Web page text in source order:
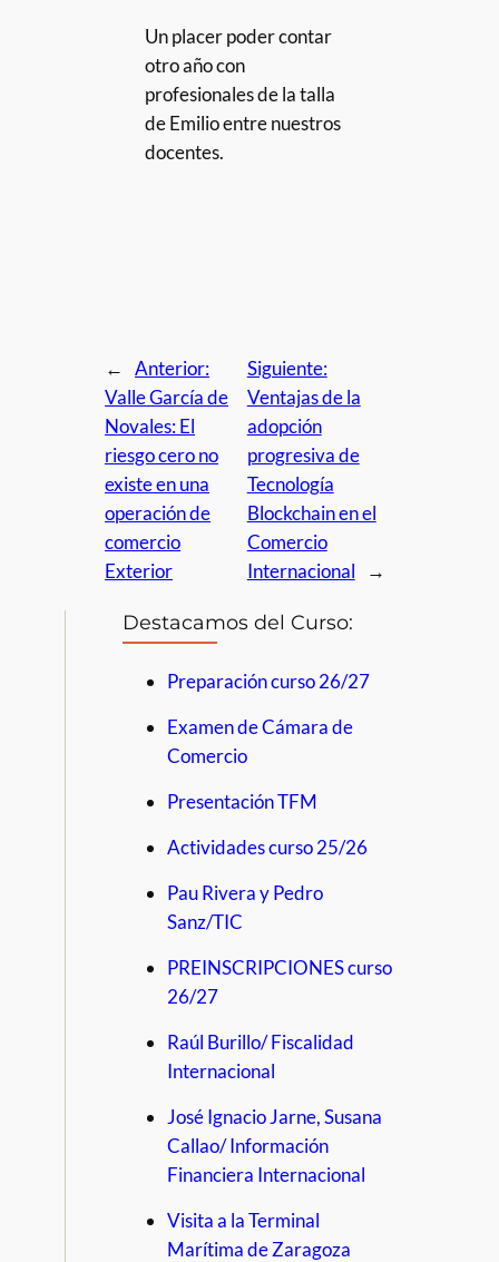
Un placer poder contar
otro año con
profesionales de la talla
de Emilio entre nuestros
docentes.
←
Anterior:
Valle García de
Novales: El
riesgo cero no
existe en una
operación de
comercio
Exterior
Siguiente:
Ventajas de la
adopción
progresiva de
Tecnología
Blockchain en el
Comercio
Internacional
→
Destacamos del Curso:
Preparación curso 26/27
Examen de Cámara de
Comercio
Presentación TFM
Actividades curso 25/26
Pau Rivera y Pedro
Sanz/TIC
PREINSCRIPCIONES curso
26/27
Raúl Burillo/ Fiscalidad
Internacional
José Ignacio Jarne, Susana
Callao/ Información
Financiera Internacional
Visita a la Terminal
Marítima de Zaragoza